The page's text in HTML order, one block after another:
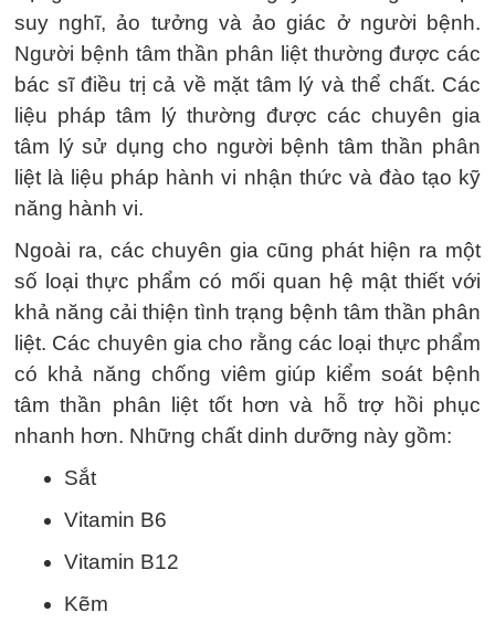
suy nghĩ, ảo tưởng và ảo giác ở người bệnh.
Người bệnh tâm thần phân liệt thường được các
bác sĩ điều trị cả về mặt tâm lý và thể chất. Các
liệu pháp tâm lý thường được các chuyên gia
tâm lý sử dụng cho người bệnh tâm thần phân
liệt là liệu pháp hành vi nhận thức và đào tạo kỹ
năng hành vi.
Ngoài ra, các chuyên gia cũng phát hiện ra một
số loại thực phẩm có mối quan hệ mật thiết với
khả năng cải thiện tình trạng bệnh tâm thần phân
liệt. Các chuyên gia cho rằng các loại thực phẩm
có khả năng chống viêm giúp kiểm soát bệnh
tâm thần phân liệt tốt hơn và hỗ trợ hồi phục
nhanh hơn. Những chất dinh dưỡng này gồm:
Sắt
Vitamin B6
Vitamin B12
Kẽm